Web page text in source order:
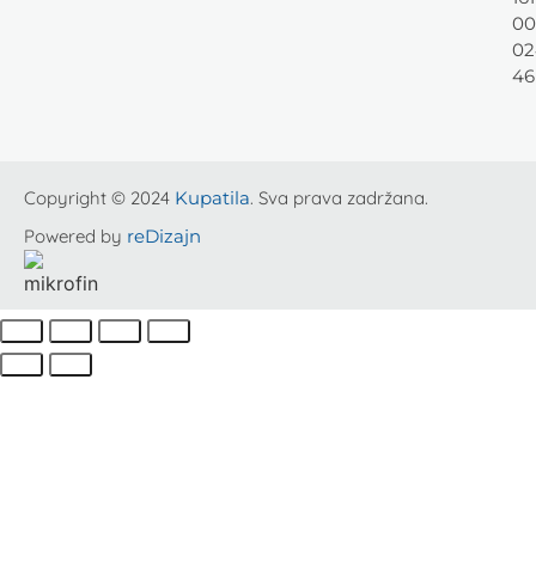
46
Copyright © 2024 Kupatila. Sva prava zadržana.
Powered by reDizajn